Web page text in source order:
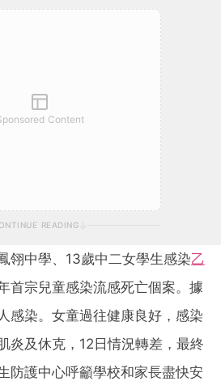
Content
READING
翎中學、13歲中二女學生感染乙
首宗兒童感染流感死亡個案。據
感染。女童過往健康良好，感染
炎及休克，12日情況轉差，最終
防護中心呼籲學校和家長盡快安